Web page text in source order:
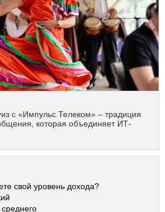
с «Импульс Телеком» – традиция
которая объединяет ИТ-
свой уровень дохода?